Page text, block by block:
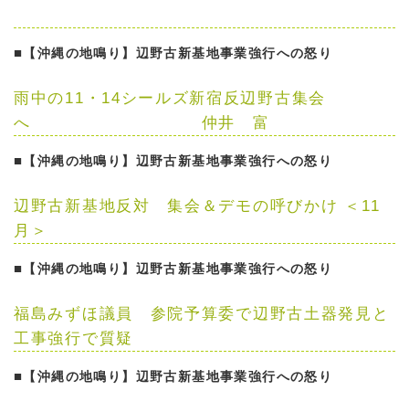
■ 【沖縄の地鳴り】辺野古新基地事業強行への怒り
雨中の11・14シールズ新宿反辺野古集会
へ
仲井 富
■ 【沖縄の地鳴り】辺野古新基地事業強行への怒り
辺野古新基地反対 集会＆デモの呼びかけ ＜11
月＞
■ 【沖縄の地鳴り】辺野古新基地事業強行への怒り
福島みずほ議員 参院予算委で辺野古土器発見と
工事強行で質疑
■ 【沖縄の地鳴り】辺野古新基地事業強行への怒り